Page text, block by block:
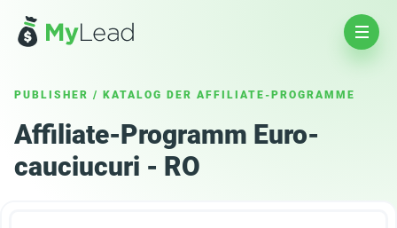
PUBLISHER / KATALOG DER AFFILIATE-PROGRAMME
Affiliate-Programm Euro-
cauciucuri - RO